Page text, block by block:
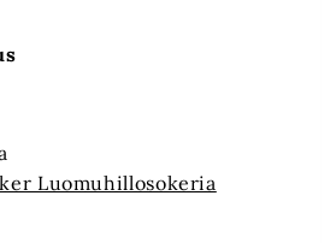
Luomuhillosokeria